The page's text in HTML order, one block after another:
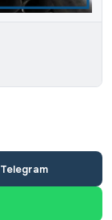
Telegram